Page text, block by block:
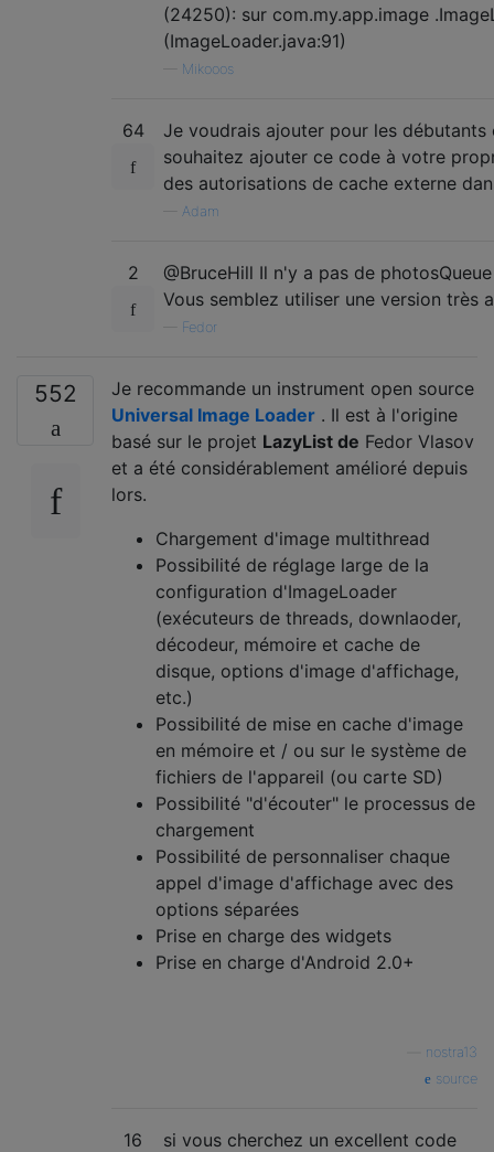
(24250): sur com.my.app.image
(ImageLoader.java:91)
Mikooos
64
Je voudrais ajouter pour les
souhaitez ajouter ce code à votre
des autorisations de cache externe
Adam
2
@BruceHill Il n'y a pas de
Vous semblez utiliser une version très
Fedor
552
Je recommande un instrument open source
Universal Image Loader . Il est à l'origine
basé sur le projet LazyList de Fedor Vlasov
et a été considérablement amélioré depuis
lors.
Chargement d'image multithread
Possibilité de réglage large de la
configuration d'ImageLoader
(exécuteurs de threads, downlaoder,
décodeur, mémoire et cache de
disque, options d'image d'affichage,
etc.)
Possibilité de mise en cache d'image
en mémoire et / ou sur le système de
fichiers de l'appareil (ou carte SD)
Possibilité "d'écouter" le processus de
chargement
Possibilité de personnaliser chaque
appel d'image d'affichage avec des
options séparées
Prise en charge des widgets
Prise en charge d'Android 2.0+
nostra13
source
16
si vous cherchez un excellent code